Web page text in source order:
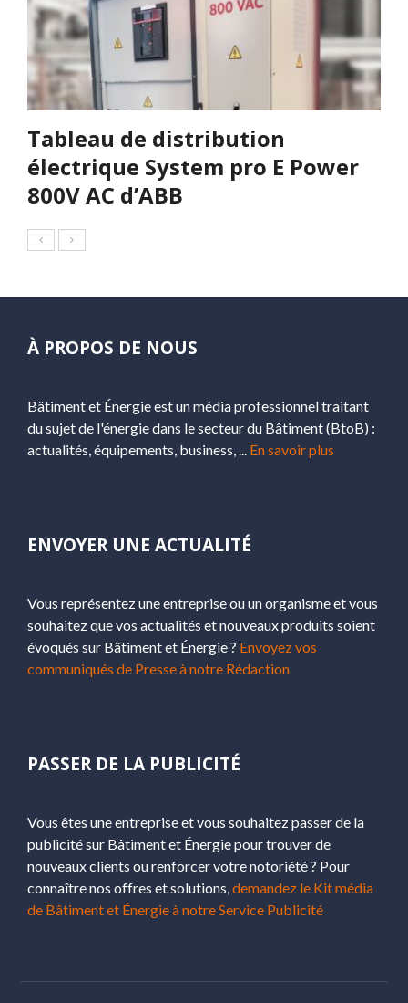
Tableau de distribution
électrique System pro E Power
800V AC d’ABB
À PROPOS DE NOUS
Bâtiment et Énergie est un média professionnel traitant
du sujet de l'énergie dans le secteur du Bâtiment (BtoB) :
actualités, équipements, business, ... En savoir plus
ENVOYER UNE ACTUALITÉ
Vous représentez une entreprise ou un organisme et vous
souhaitez que vos actualités et nouveaux produits soient
évoqués sur Bâtiment et Énergie ? Envoyez vos
communiqués de Presse à notre Rédaction
PASSER DE LA PUBLICITÉ
Vous êtes une entreprise et vous souhaitez passer de la
publicité sur Bâtiment et Énergie pour trouver de
nouveaux clients ou renforcer votre notoriété ? Pour
connaître nos offres et solutions,demandez le Kit média
de Bâtiment et Énergie à notre Service Publicité